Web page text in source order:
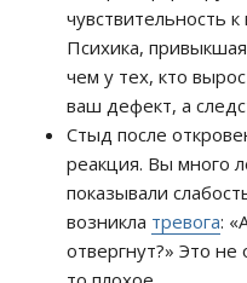
чувствительность
Психика,
чем у тех, кто
ваш дефект, а
Стыд после
реакция. Вы много
показывали
возникла тревога:
отвергнут?» Это не